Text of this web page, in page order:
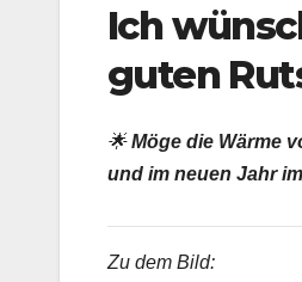
Ich
guten
🌟Möge die Wärme
und im neuen Jahr
Zu dem Bild: